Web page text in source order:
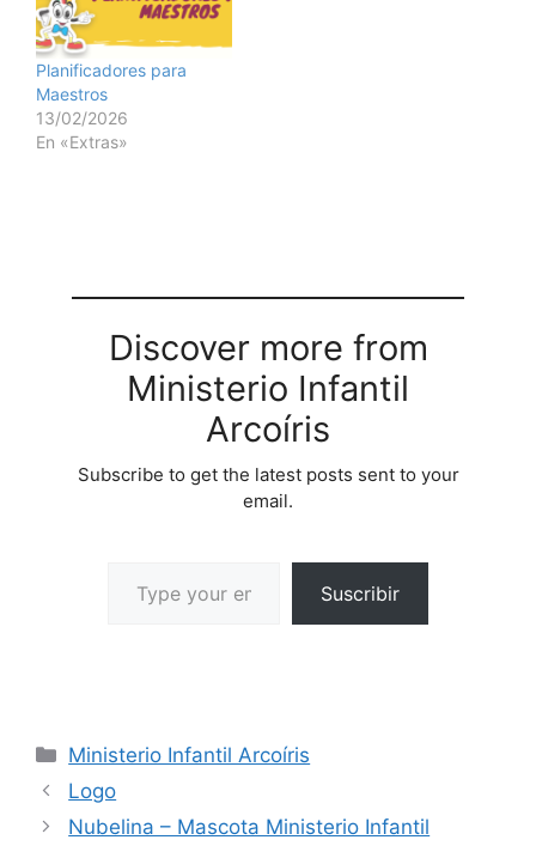
Planificadores para
Maestros
13/02/2026
En «Extras»
Discover more from
Ministerio Infantil
Arcoíris
Subscribe to get the latest posts sent to your
email.
Suscribir
Ministerio Infantil Arcoíris
Logo
Nubelina – Mascota Ministerio Infantil